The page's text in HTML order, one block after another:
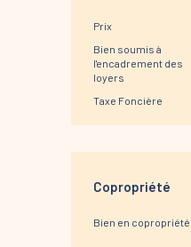
Prix
Bien soumis à
l'encadrement des
loyers
Taxe Foncière
Copropriété
Bien en copropriété